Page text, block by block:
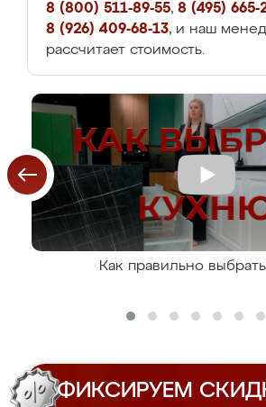
8 (800) 511-89-55, 8 (495) 665-
8 (926) 409-68-13, и наш
рассчитает стоимость.
Как правильно
ФИКСИРУЕМ